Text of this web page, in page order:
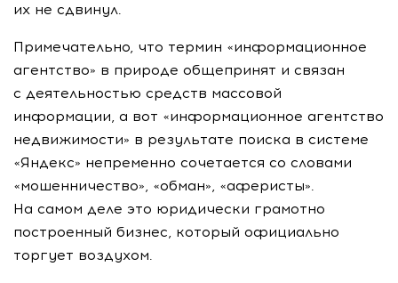
их не сдвинул.
Примечательно, что термин «информационное
агентство» в природе общепринят и связан
с деятельностью средств массовой
информации, а вот «информационное агентство
недвижимости» в результате поиска в системе
«Яндекс» непременно сочетается со словами
«мошенничество», «обман», «аферисты».
На самом деле это юридически грамотно
построенный бизнес, который официально
торгует воздухом.